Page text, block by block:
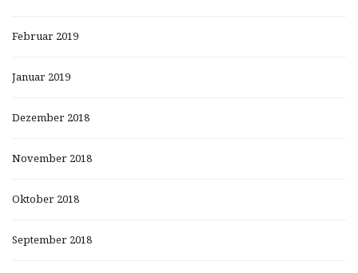
Februar 2019
Januar 2019
Dezember 2018
November 2018
Oktober 2018
September 2018